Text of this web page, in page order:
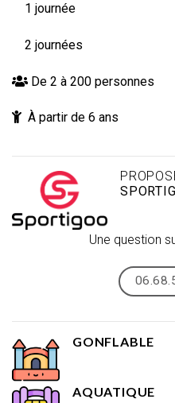
1 journée
2 journées
De 2 à 200 personnes
À partir de 6 ans
Une question
GONFLABLE
AQUATIQUE